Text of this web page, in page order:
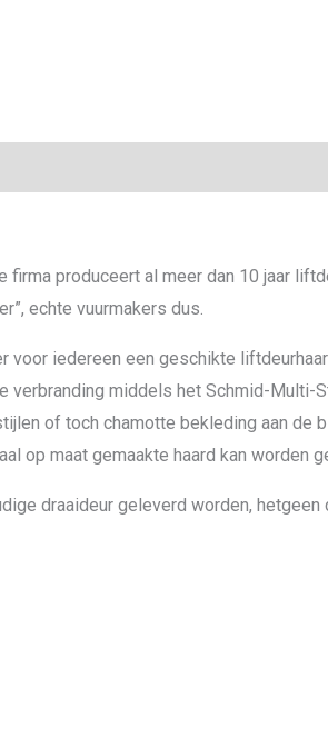
produceert al meer dan 10 jaar
echte vuurmakers dus.
iedereen een geschikte
verbranding middels het Schmid-Multi-
of toch chamotte bekleding aan de
op maat gemaakte haard kan worden
draaideur geleverd worden, hetgeen